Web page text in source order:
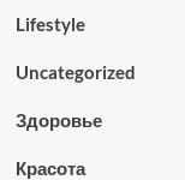
Lifestyle
Uncategorized
Здоровье
Красота